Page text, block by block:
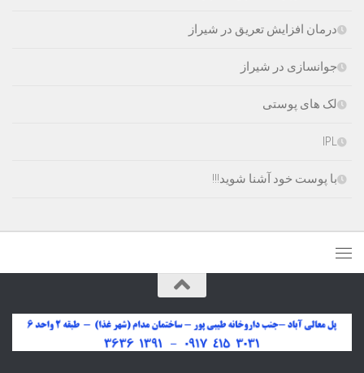
درمان افزایش تعریق در شیراز
جوانسازی در شیراز
لک های پوستی
IPL
با پوست خود آشنا شوید!!!